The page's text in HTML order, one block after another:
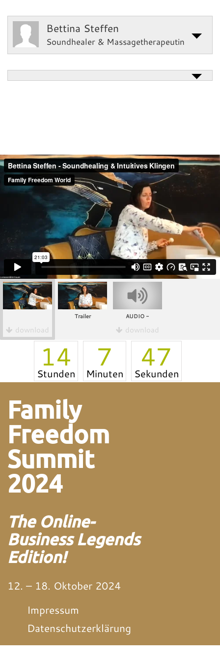
Bettina Steffen
Soundhealer & Massagetherapeutin
download
Trailer AUDIO -
download
14
Stunden 7
Minuten 46
Sekunden
Family
Freedom
Summit
2024
The Online-
Business Legends
Edition!
12. – 18. Oktober 2024
Impressum
Datenschutzerklärung